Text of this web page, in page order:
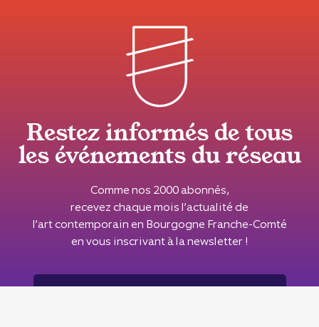
Restez informés de tous
les événements du réseau
Comme nos 2000 abonnés,
recevez chaque mois l’actualité de
l’art contemporain en Bourgogne Franche-Comté
en vous inscrivant à la newsletter !